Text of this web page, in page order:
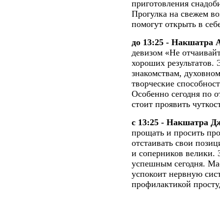
приготовления
Прогулка на свежем
помогут открыть в
до 13:25 - Накшатра
девизом «Не
хороших результатов.
знакомствам,
творческие
Особенно сегодня по
стоит проявить
с 13:25 - Накшатра
прощать и просить
отстаивать свои
и соперников велики.
успешным сегодня.
успокоит нервную
профилактикой